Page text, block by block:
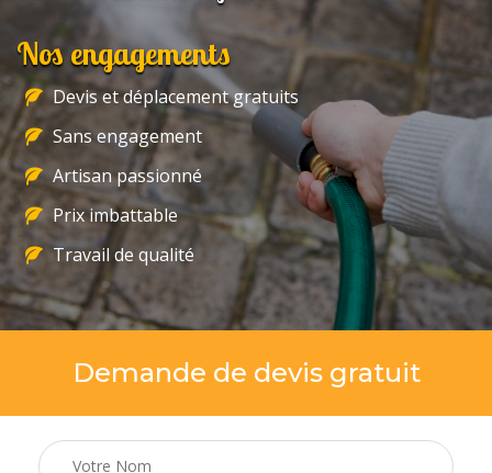
Nos engagements
Devis et déplacement gratuits
Sans engagement
Artisan passionné
Prix imbattable
Travail de qualité
Demande de devis gratuit